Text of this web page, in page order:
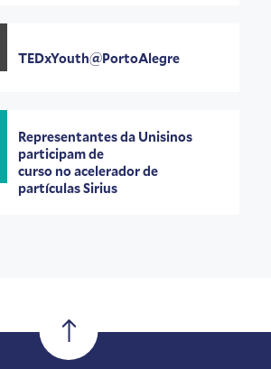
TEDxYouth@PortoAlegre
Representantes da Unisinos
participam de
curso no acelerador de
partículas Sirius